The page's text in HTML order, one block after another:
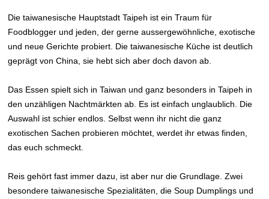
Die taiwanesische Hauptstadt Taipeh ist ein Traum für
Foodblogger und jeden, der gerne aussergewöhnliche, exotische
und neue Gerichte probiert. Die taiwanesische Küche ist deutlich
geprägt von China, sie hebt sich aber doch davon ab.
Das Essen spielt sich in Taiwan und ganz besonders in Taipeh in
den unzähligen Nachtmärkten ab. Es ist einfach unglaublich. Die
Auswahl ist schier endlos. Selbst wenn ihr nicht die ganz
exotischen Sachen probieren möchtet, werdet ihr etwas finden,
das euch schmeckt.
Reis gehört fast immer dazu, ist aber nur die Grundlage. Zwei
besondere taiwanesische Spezialitäten, die Soup Dumplings und